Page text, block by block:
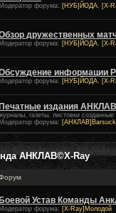
Модератор форума: [НУБ]ЙОДА, [X-
дружественных
Модератор форума: [НУБ]ЙОДА, [X-
информации
Модератор форума: [НУБ]ЙОДА, [X-
Печатные издания
газеты, листовки
Модератор форума: [АНКЛАВ]Barsuck
АНКЛАВ©X-Ray
Боевой Устав Команды
Модератор форума: [X-Ray]Молодой